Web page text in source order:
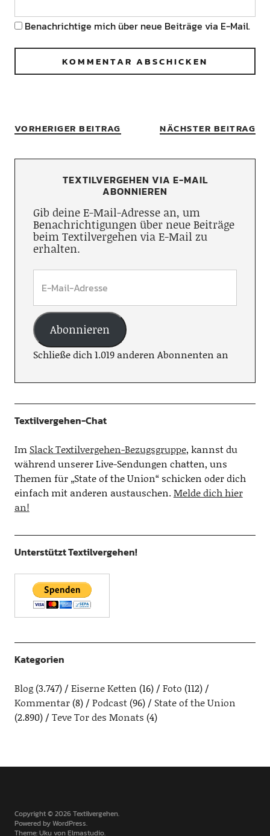
Benachrichtige mich über neue Beiträge via E-Mail.
VORHERIGER BEITRAG NÄCHSTER BEITRAG
TEXTILVERGEHEN VIA E-MAIL
ABONNIEREN
Gib deine E-Mail-Adresse an, um
Benachrichtigungen über neue Beiträge
beim Textilvergehen via E-Mail zu
erhalten.
Abonnieren
Schließe dich 1.019 anderen Abonnenten an
Textilvergehen-Chat
Im Slack Textilvergehen-Bezugsgruppe, kannst du
während unserer Live-Sendungen chatten, uns
Themen für „State of the Union“ schicken oder dich
einfach mit anderen austauschen.Melde dich hier
an!
Unterstützt Textilvergehen!
Kategorien
Blog(3.747) Eiserne Ketten (16) Foto (112)
Kommentar(8) Podcast(96)
State of the Union
(2.890)
Teve Tor des Monats (4)
Copyright © 2026 Textilvergehen
Powered byWordPress
Theme: Uku vonElmastudio